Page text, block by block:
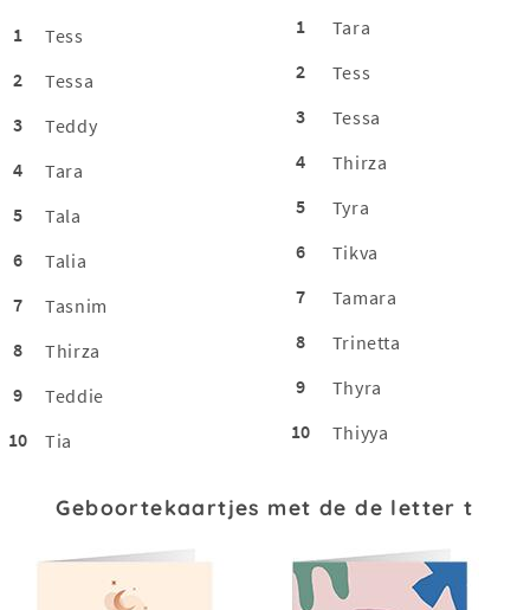
1
Tess
2
Tessa
3
Teddy
4
Tara
5
Tala
6
Talia
7
Tasnim
8
Thirza
9
Teddie
10
Tia
1
Tara
2
Tess
3
Tessa
4
Thirza
5
Tyra
6
Tikva
7
Tamara
8
Trinetta
9
Thyra
10
Thiyya
Geboortekaartjes met de de letter t